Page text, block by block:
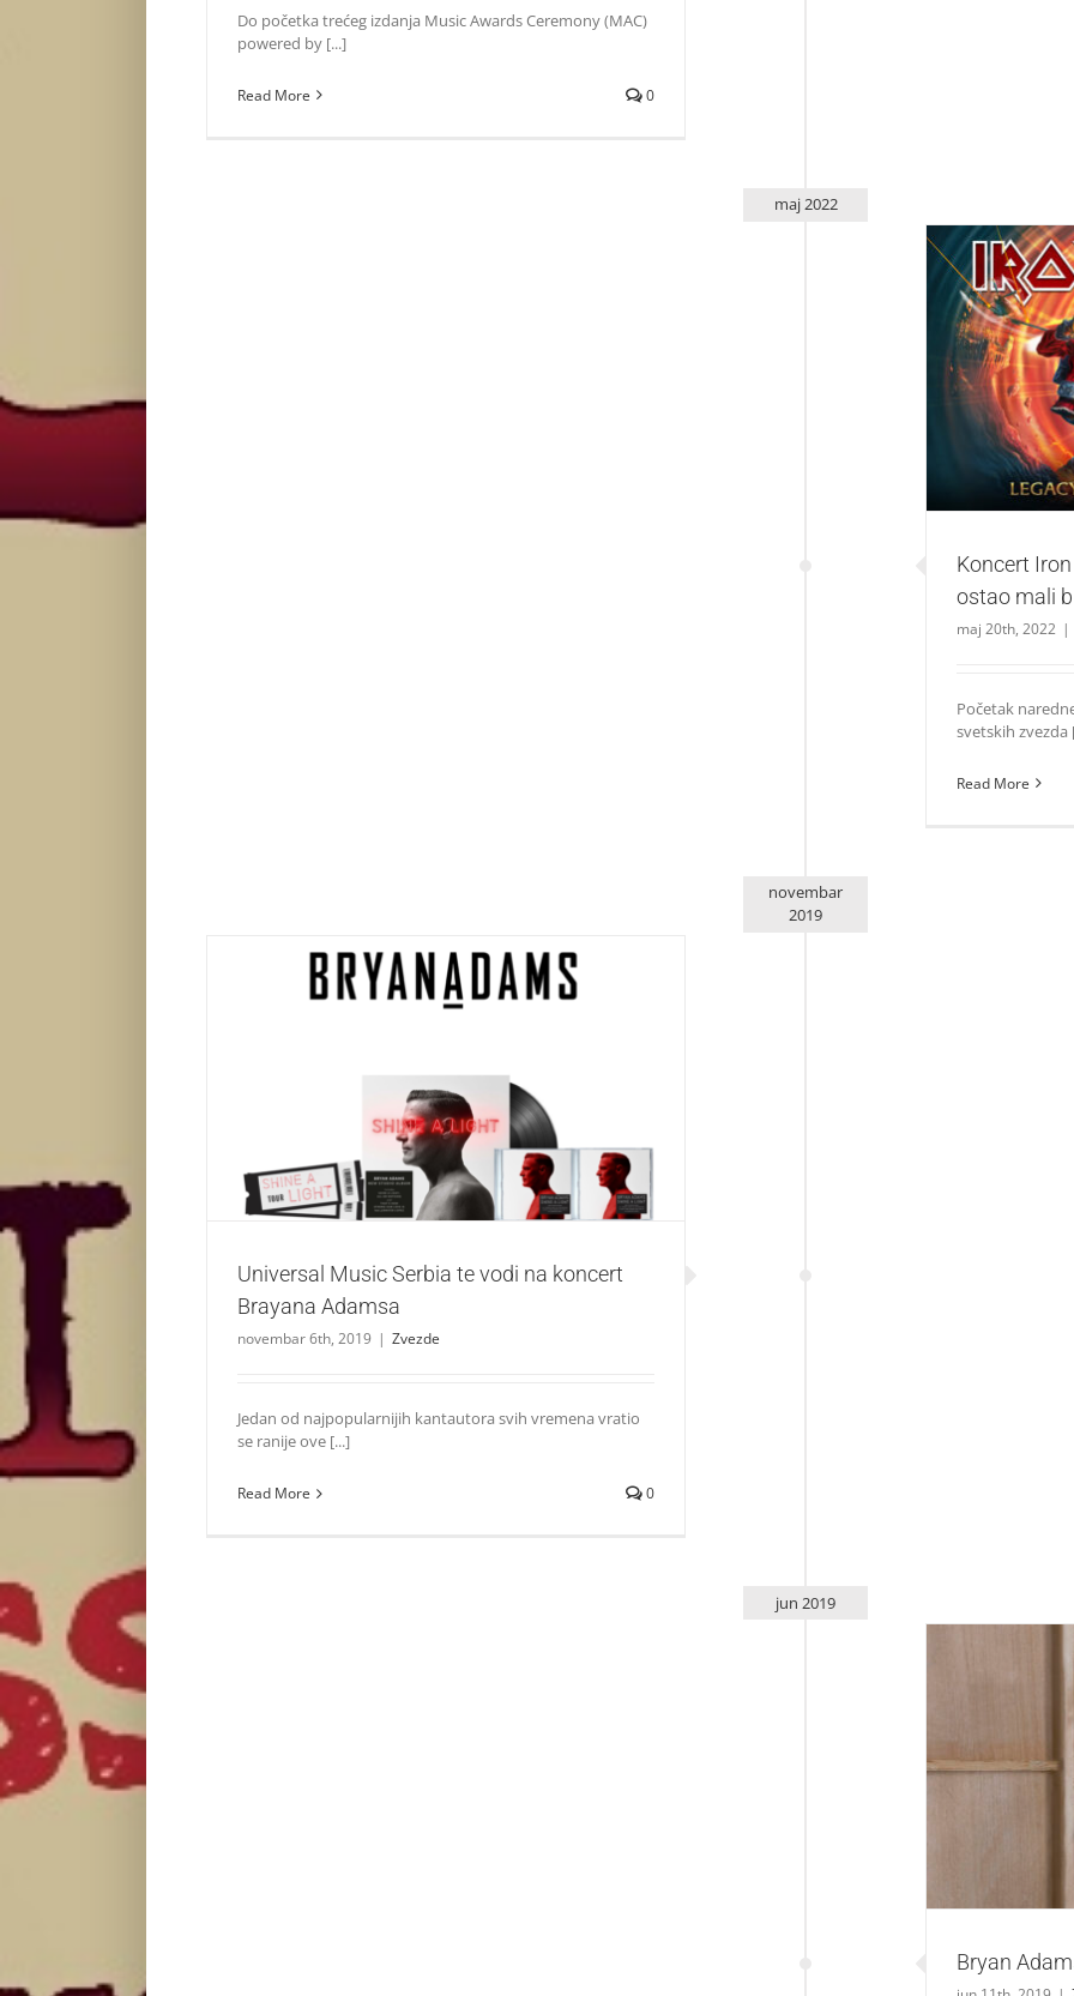
Do početka trećeg izdanja Music Awards Ceremony (MAC)
powered by [...]
Read More 0
maj 2022
Koncert Iron
Koncert
ostao mali
maj 20th, 2022 |
Početak
svetskih zvezda
Read More
novembar
2019
Universal Music Serbia te vodi na koncert Brayana Adamsa
Zvezde
Universal Music Serbia te vodi na koncert
Brayana Adamsa
novembar 6th, 2019 | Zvezde
Jedan od najpopularnijih kantautora svih vremena vratio
se ranije ove [...]
Read More 0
jun 2019
Bryan